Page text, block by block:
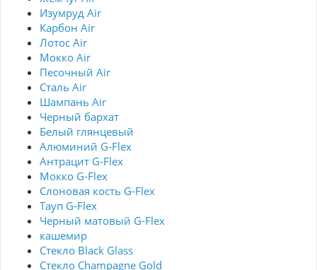
Изумруд Air
Карбон Air
Лотос Air
Мокко Air
Песочный Air
Сталь Air
Шампань Air
Черный бархат
Белый глянцевый
Алюминий G-Flex
Антрацит G-Flex
Мокко G-Flex
Слоновая кость G-Flex
Тауп G-Flex
Черный матовый G-Flex
кашемир
Стекло Black Glass
Стекло Champagne Gold